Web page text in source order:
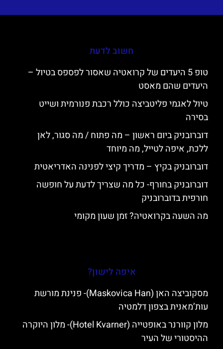
חשוב לדעת
טופ 5 היעדים של קרואטיה שאסור לפספס בטיול –
היעדים שהם מאסט
טיול לאגמי פליטביצה כולל רכבת פנורמית ושייט
בסירה
דוברובניק ביום ראשון – מה פתוח / מה סגור, לאן
ללכת, איפה לטייל, מה מיוחד
דוברובניק בקיץ – מדריך קיצי לפנינה האדריאטית
דוברובניק בחורף- כל מה שצריך לדעת על חופשה
חורפית בדוברובניק
מה השעה בקרואטיה? זמן שעון מקומי
איפה לישון?
מסקוביצה האן (Maskovica Han)- פנינת מורשת
עות’מאנית בצפון דלמטיה
מלון קוורנר באופטייה (Hotel Kvarner)- מלון היוקרה
ההיסטורי של העיר